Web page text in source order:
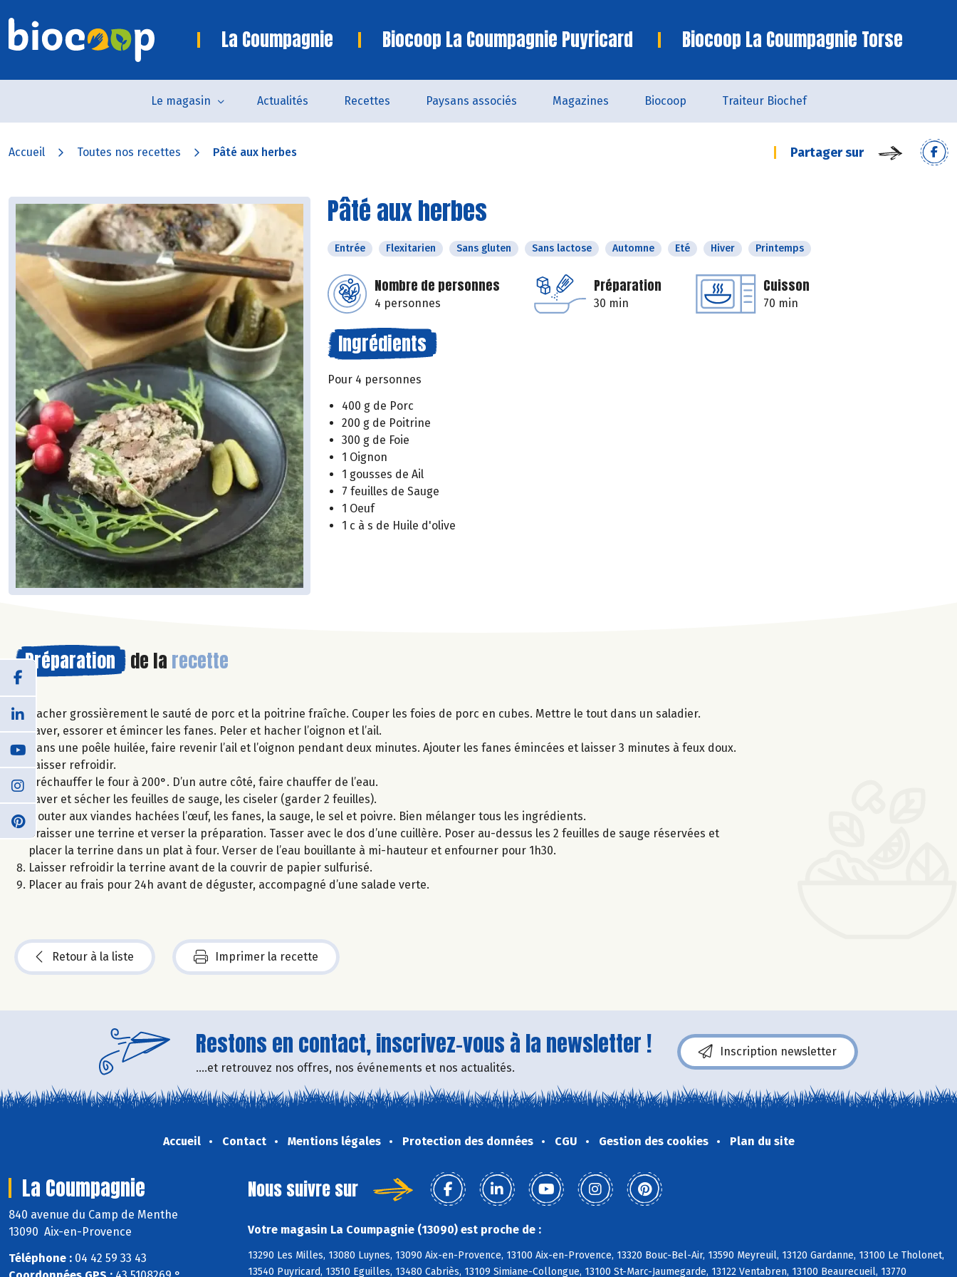
La Coumpagnie Biocoop La Coumpagnie Puyricard Biocoop La Coumpagnie Torse
Le magasin Actualités Recettes Paysans associés Magazines Biocoop Traiteur Biochef
Accueil Toutes nos recettes Pâté aux herbes Partager sur
Pâté aux herbes
Entrée Flexitarien Sans gluten Sans lactose Automne Eté Hiver Printemps
Nombre de personnes
4 personnes
Préparation
30 min
Cuisson
70 min
Ingrédients
Pour 4 personnes
400 g de Porc
200 g de Poitrine
300 g de Foie
1 Oignon
1 gousses de Ail
7 feuilles de Sauge
1 Oeuf
1 c à s de Huile d'olive
Préparation de la recette
Hacher grossièrement le sauté de porc et la poitrine fraîche. Couper les foies de porc en cubes. Mettre le tout dans un saladier.
Laver, essorer et émincer les fanes. Peler et hacher l’oignon et l’ail.
Dans une poêle huilée, faire revenir l’ail et l’oignon pendant deux minutes. Ajouter les fanes émincées et laisser 3 minutes à feux doux.
Laisser refroidir.
Préchauffer le four à 200°. D’un autre côté, faire chauffer de l’eau.
Laver et sécher les feuilles de sauge, les ciseler (garder 2 feuilles).
Ajouter aux viandes hachées l’œuf, les fanes, la sauge, le sel et poivre. Bien mélanger tous les ingrédients.
Graisser une terrine et verser la préparation. Tasser avec le dos d’une cuillère. Poser au-dessus les 2 feuilles de sauge réservées et
placer la terrine dans un plat à four. Verser de l’eau bouillante à mi-hauteur et enfourner pour 1h30.
Laisser refroidir la terrine avant de la couvrir de papier sulfurisé.
Placer au frais pour 24h avant de déguster, accompagné d’une salade verte.
Retour à la liste Imprimer la recette
Restons en contact, inscrivez-vous à la newsletter !
....et retrouvez nos offres, nos événements et nos actualités.
Inscription newsletter
Accueil Contact Mentions légales Protection des données CGU Gestion des cookies Plan du site
La Coumpagnie
840 avenue du Camp de Menthe
13090 Aix-en-Provence
Téléphone : 04 42 59 33 43
Nous suivre sur
Votre magasin La Coumpagnie (13090) est proche de :
13290 Les Milles, 13080 Luynes, 13090 Aix-en-Provence, 13100 Aix-en-Provence, 13320 Bouc-Bel-Air, 13590 Meyreuil, 13120 Gardanne, 13100 Le Tholonet,
13540 Puyricard, 13510 Eguilles, 13480 Cabriès, 13109 Simiane-Collongue, 13100 St-Marc-Jaumegarde, 13122 Ventabren, 13100 Beaurecueil, 13770